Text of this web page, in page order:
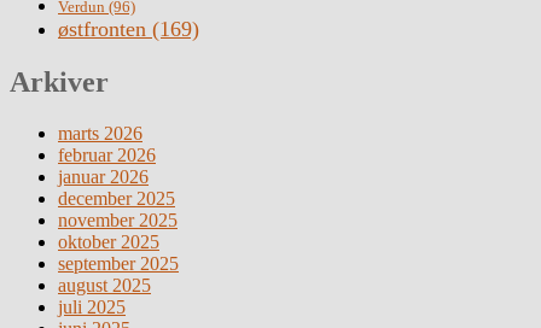
Verdun (96)
østfronten (169)
Arkiver
marts 2026
februar 2026
januar 2026
december 2025
november 2025
oktober 2025
september 2025
august 2025
juli 2025